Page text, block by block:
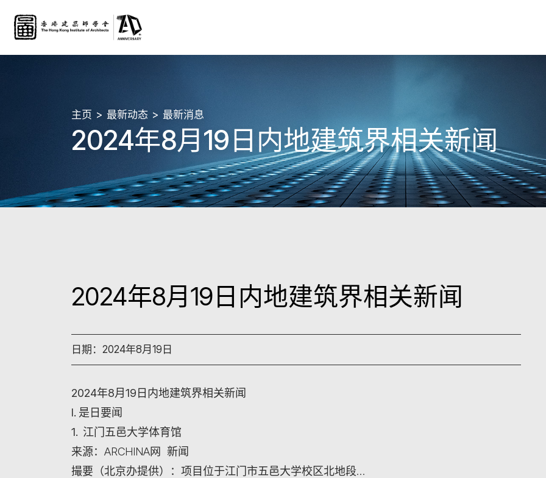
主页 最新动态 最新消息
2024年8月19日内地建筑界相关新闻
2024年8月19日内地建筑界相关新闻
日期：2024年8月19日
2024年8月19日内地建筑界相关新闻
I. 是日要闻
1. 江门五邑大学体育馆
来源：ARCHINA网 新闻
撮要（北京办提供）：项目位于江门市五邑大学校区北地段…